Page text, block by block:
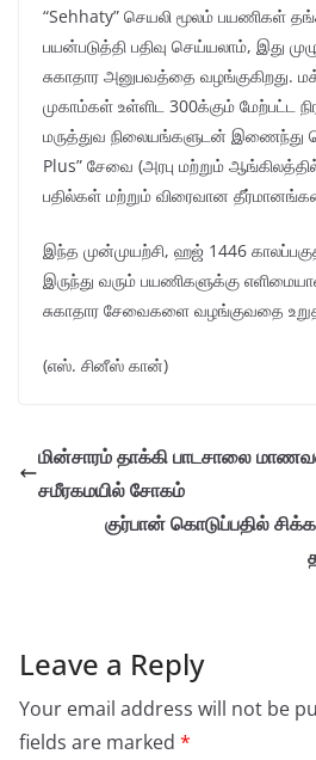
“Sehhaty” செயலி மூலம்
பயன்படுத்தி பதிவு செய்யலாம், இது
சுகாதார அனுபவத்தை வழங்குகிறது.
முகாம்கள் உள்ளிட 300க்கும் மேற்பட்ட
மருத்துவ நிலையங்களுடன் இணைந்து
Plus” சேவை (அரபு மற்றும்
பதில்கள் மற்றும் விரைவான
இந்த முன்முயற்சி, ஹஜ் 1446
இருந்து வரும் பயணிகளுக்கு
சுகாதார சேவைகளை வழங்குவதை
(எஸ். சினீஸ் கான்)
மின்சாரம் தாக்கி பாடசாலை மாணவன்
சமீரகமயில் சோகம்
குர்பான் கொடுப்பதில்
Leave a Reply
Your email address will not be
fields are marked *